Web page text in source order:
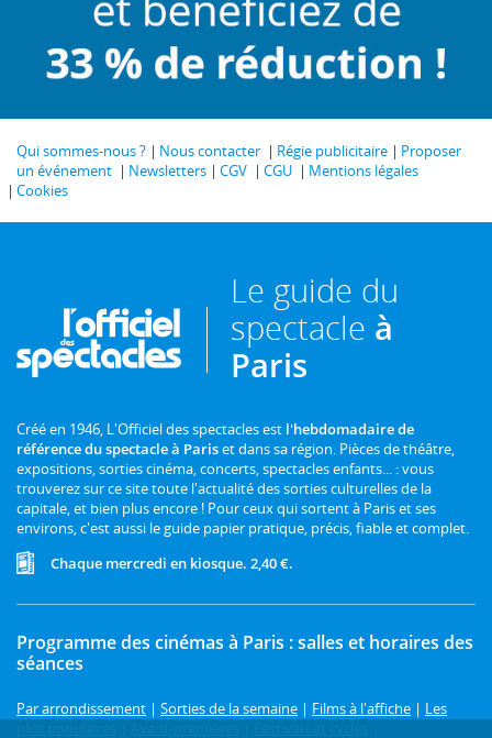
Qui sommes-nous ? Nous contacter Régie publicitaire
Proposer
un événement
Newsletters CGV CGU
Mentions légales
Cookies
Le guide du
spectacle à
Paris
Créé en 1946, L'Officiel des spectacles est l'hebdomadaire de
référence du spectacle à Pariset dans sa région. Pièces de théâtre,
expositions, sorties cinéma, concerts, spectacles enfants... : vous
trouverez sur ce site toute l'actualité des sorties culturelles de la
capitale, et bien plus encore ! Pour ceux qui sortent à Paris et ses
environs, c'est aussi le guide papier pratique, précis, fiable et complet.
Chaque mercredi en kiosque. 2,40 €.
Programme des cinémas à Paris : salles et horaires des
séances
Par arrondissement | Sorties de la semaine | Films à l'affiche | Les